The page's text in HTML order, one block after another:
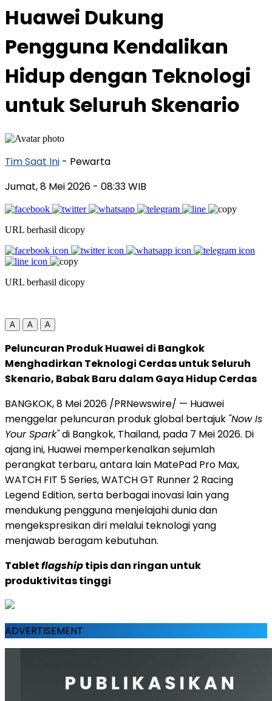
Huawei Dukung
Pengguna Kendalikan
Hidup dengan Teknologi
untuk Seluruh Skenario
Tim Saat Ini - Pewarta
Jumat, 8 Mei 2026 - 08:33 WIB
URL berhasil dicopy
URL berhasil dicopy
A A A
Peluncuran Produk Huawei di Bangkok
Menghadirkan Teknologi Cerdas untuk Seluruh
Skenario, Babak Baru dalam Gaya Hidup Cerdas
BANGKOK, 8 Mei 2026 /PRNewswire/ — Huawei
menggelar peluncuran produk global bertajuk "Now Is
Your Spark"di Bangkok, Thailand, pada 7 Mei 2026. Di
ajang ini, Huawei memperkenalkan sejumlah
perangkat terbaru, antara lain MatePad Pro Max,
WATCH FIT 5 Series, WATCH GT Runner 2 Racing
Legend Edition, serta berbagai inovasi lain yang
mendukung pengguna menjelajahi dunia dan
mengekspresikan diri melalui teknologi yang
menjawab beragam kebutuhan.
Tabletflagshiptipis dan ringan untuk
produktivitas tinggi
ADVERTISEMENT